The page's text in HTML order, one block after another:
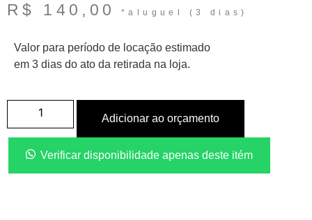
R$ 140,00
Valor para período de locação estimado
em 3 dias do ato da retirada na loja.
Adicionar ao orçamento
Verificar disponibilidade apenas deste itém